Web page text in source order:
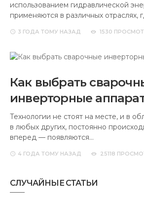
использованием гидравлической
применяются в различных отраслях,
3 ГОДА ТОМУ НАЗАД 1530
Как выбрать
инверторные
Технологии не стоят на месте, и в
в любых других, постоянно
вперед — появляются…
4 ГОДА ТОМУ НАЗАД 25118
СЛУЧАЙНЫЕ СТАТЬИ